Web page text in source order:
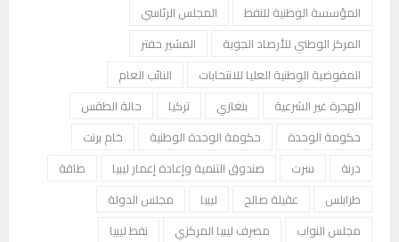
المؤسسة الوطنية للنفط
المجلس الرئاسي
المركز الوطني للأرصاد الجوية
المشير حفتر
المفوضية الوطنية العليا للانتخابات
النائب العام
الهجرة غير الشرعية
بنغازي تركيا
حالة الطقس
حكومة الوحدة
حكومة الوحدة الوطنية
خام برنت
درنة
سرت صندوق التنمية وإعادة إعمار ليبيا
طاقة
طرابلس
عقيلة صالح ليبيا
مجلس الدولة
مجلس النواب
مصرف ليبيا المركزي
نفط ليبيا